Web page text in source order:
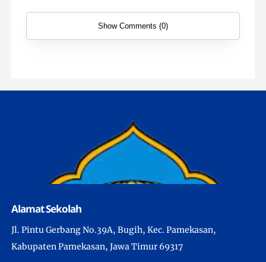
Show Comments (0)
Alamat Sekolah
Jl. Pintu Gerbang No.39A, Bugih, Kec. Pamekasan,
Kabupaten Pamekasan, Jawa Timur 69317